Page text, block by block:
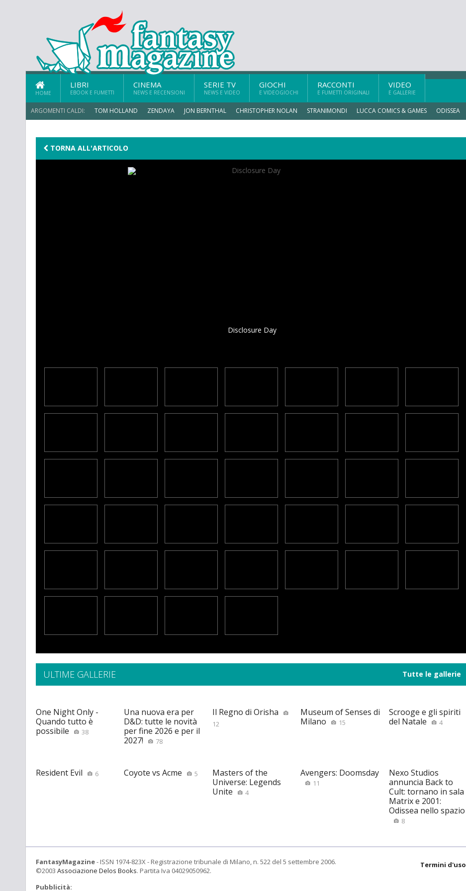
HOME
LIBRI
EBOOK E FUMETTI
CINEMA
NEWS E RECENSIONI
SERIE TV
NEWS E VIDEO
GIOCHI
E VIDEOGIOCHI
RACCONTI
E FUMETTI ORIGINALI
VIDEO
E GALLERIE
ARGOMENTI CALDI: TOM HOLLAND ZENDAYA JON BERNTHAL CHRISTOPHER NOLAN STRANIMONDI LUCCA COMICS & GAMES ODISSEA
TORNA ALL'ARTICOLO
Disclosure Day
ULTIME GALLERIE Tutte le gallerie
One Night Only -
Quando tutto è
possibile
38
Una nuova era per
D&D: tutte le novità
per fine 2026 e per il
2027!
78
Il Regno di Orisha
12
Museum of Senses di
Milano
15
Scrooge e gli spiriti
del Natale
4
Resident Evil 6 Coyote vs Acme 5
Masters of the
Universe: Legends
Unite
4
Avengers: Doomsday
11
Nexo Studios
annuncia Back to
Cult: tornano in sala
Matrix e 2001:
Odissea nello spazio
8
Termini d'uso
FantasyMagazine- ISSN 1974-823X - Registrazione tribunale di Milano, n. 522 del 5 settembre 2006.
©2003 Associazione Delos Books. Partita Iva 04029050962.
Pubblicità: